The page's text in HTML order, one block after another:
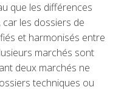
que les différences
les dossiers de
et harmonisés entre
marchés sont
deux marchés ne
techniques ou